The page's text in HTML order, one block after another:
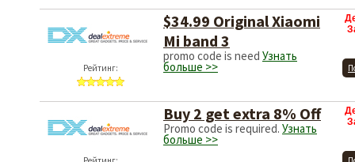
Рейтинг:
$34.99 Original Xiaomi
Mi band 3
promo code is need Узнать
больше >>
Buy 2 get extra 8% Off
Promo code is required. Узнать
больше >>